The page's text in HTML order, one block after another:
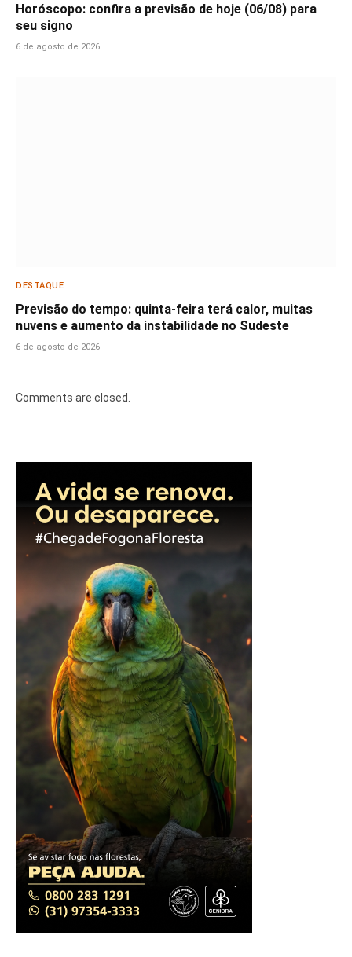
Horóscopo: confira a previsão de hoje (06/08) para
seu signo
6 de agosto de 2026
DESTAQUE
Previsão do tempo: quinta-feira terá calor, muitas
nuvens e aumento da instabilidade no Sudeste
6 de agosto de 2026
Comments are closed.